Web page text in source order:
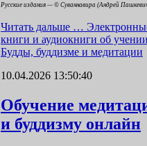
Русские издания — © Суваннавира (Андрей
Читать дальше …
книги и аудиокниги об учении
Будды, буддизме и медитации
10.04.2026 13:50:40
Обучение
и буддизму онлайн